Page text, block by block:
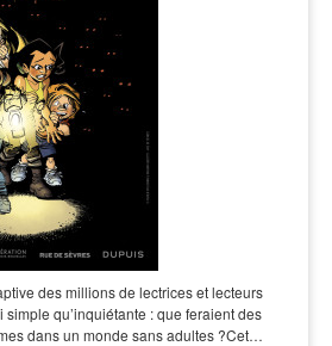
des millions de lectrices et lecteurs
qu’inquiétante : que feraient des
dans un monde sans adultes ?Cet…